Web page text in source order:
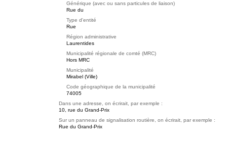
Générique (avec ou sans particules de liaison)
Rue du
Type d'entité
Rue
Région administrative
Laurentides
Municipalité régionale de comté (MRC)
Hors MRC
Municipalité
Mirabel (Ville)
Code géographique de la municipalité
74005
Dans une adresse, on écrirait, par exemple :
10, rue du Grand-Prix
Sur un panneau de signalisation routière, on écrirait, par exemple :
Rue du Grand-Prix